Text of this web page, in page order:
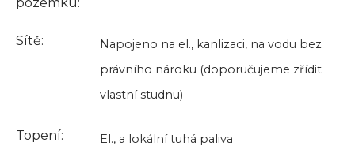
Sítě:
Napojeno na el., kanlizaci, na vodu bez
právního nároku (doporučujeme zřídit
vlastní studnu)
Topení: El., a lokální tuhá paliva